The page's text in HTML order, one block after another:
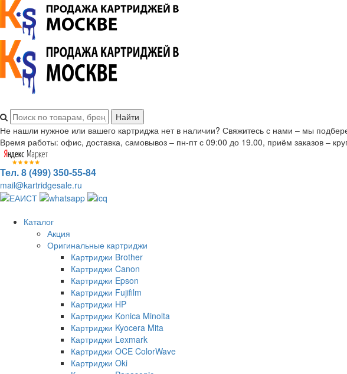
Не нашли нужное или вашего картриджа нет в наличии? Свяжитесь с нами – мы
Время работы: офис, доставка, самовывоз – пн-пт с 09:00 до 19.00, приём заказов –
Тел. 8 (499) 350-55-84
mail@kartridgesale.ru
Каталог
Акция
Оригинальные картриджи
Картриджи Brother
Картриджи Canon
Картриджи Epson
Картриджи Fujifilm
Картриджи HP
Картриджи Konica Minolta
Картриджи Kyocera Mita
Картриджи Lexmark
Картриджи OCE ColorWave
Картриджи Oki